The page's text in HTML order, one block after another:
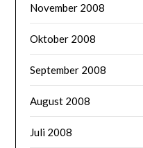
November 2008
Oktober 2008
September 2008
August 2008
Juli 2008